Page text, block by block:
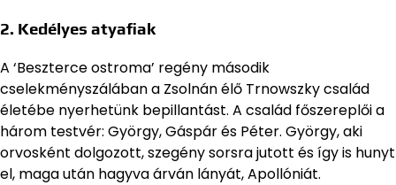
2. Kedélyes atyafiak
A ‘Beszterce ostroma’ regény második
cselekményszálában a Zsolnán élő Trnowszky család
életébe nyerhetünk bepillantást. A család főszereplői a
három testvér: György, Gáspár és Péter. György, aki
orvosként dolgozott, szegény sorsra jutott és így is hunyt
el, maga után hagyva árván lányát, Apollóniát.